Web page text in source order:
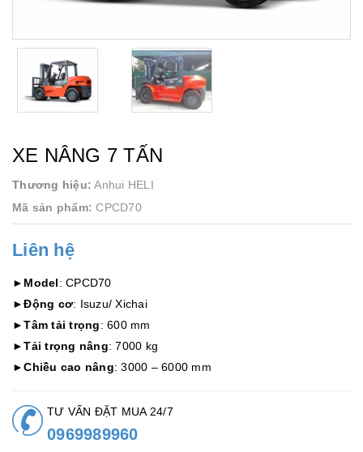
XE NÂNG 7 TẤN
Thương hiệu: Anhui HELI
Mã sản phẩm: CPCD70
Liên hệ
► Model: CPCD70
►Động cơ: Isuzu/ Xichai
►Tâm tải trọng: 600 mm
►Tải trọng nâng: 7000 kg
►Chiều cao nâng: 3000 – 6000 mm
TƯ VẤN ĐẶT MUA 24/7
0969989960